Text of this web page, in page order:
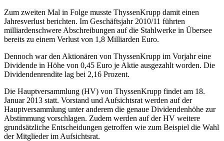
Zum zweiten Mal in Folge musste ThyssenKrupp damit einen
Jahresverlust berichten. Im Geschäftsjahr 2010/11 führten
milliardenschwere Abschreibungen auf die Stahlwerke in Übersee
bereits zu einem Verlust von 1,8 Milliarden Euro.
Dennoch war den Aktionären von ThyssenKrupp im Vorjahr eine
Dividende in Höhe von 0,45 Euro je Aktie ausgezahlt worden. Die
Dividendenrendite lag bei 2,16 Prozent.
Die Hauptversammlung (HV) von ThyssenKrupp findet am 18.
Januar 2013 statt. Vorstand und Aufsichtsrat werden auf der
Hauptversammlung unter anderem die genaue Dividendenhöhe zur
Abstimmung vorschlagen. Zudem werden auf der HV weitere
grundsätzliche Entscheidungen getroffen wie zum Beispiel die Wahl
der Mitglieder im Aufsichtsrat.